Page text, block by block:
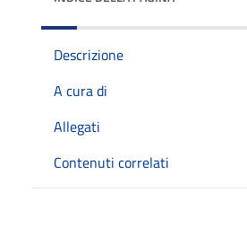
Descrizione
A cura di
Allegati
Contenuti correlati